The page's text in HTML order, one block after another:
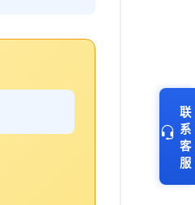
联
系
客
服